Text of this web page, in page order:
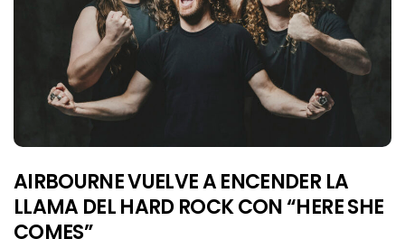
AIRBOURNE VUELVE A ENCENDER LA
LLAMA DEL HARD ROCK CON “HERE SHE
COMES”